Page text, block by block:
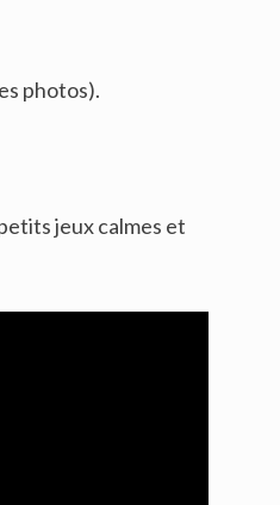
photos).
jeux calmes et